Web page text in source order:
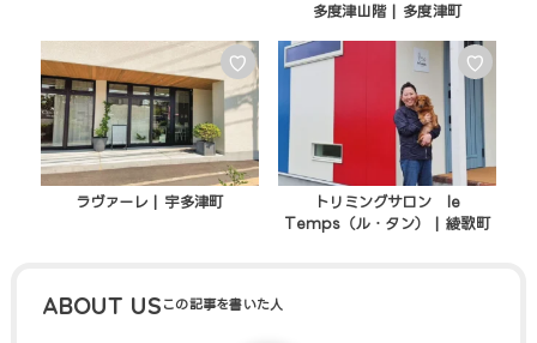
多度津山階 | 多度津町
♡
ラヴァーレ | 宇多津町
♡
トリミングサロン le
Temps（ル・タン） | 綾歌町
ABOUT US